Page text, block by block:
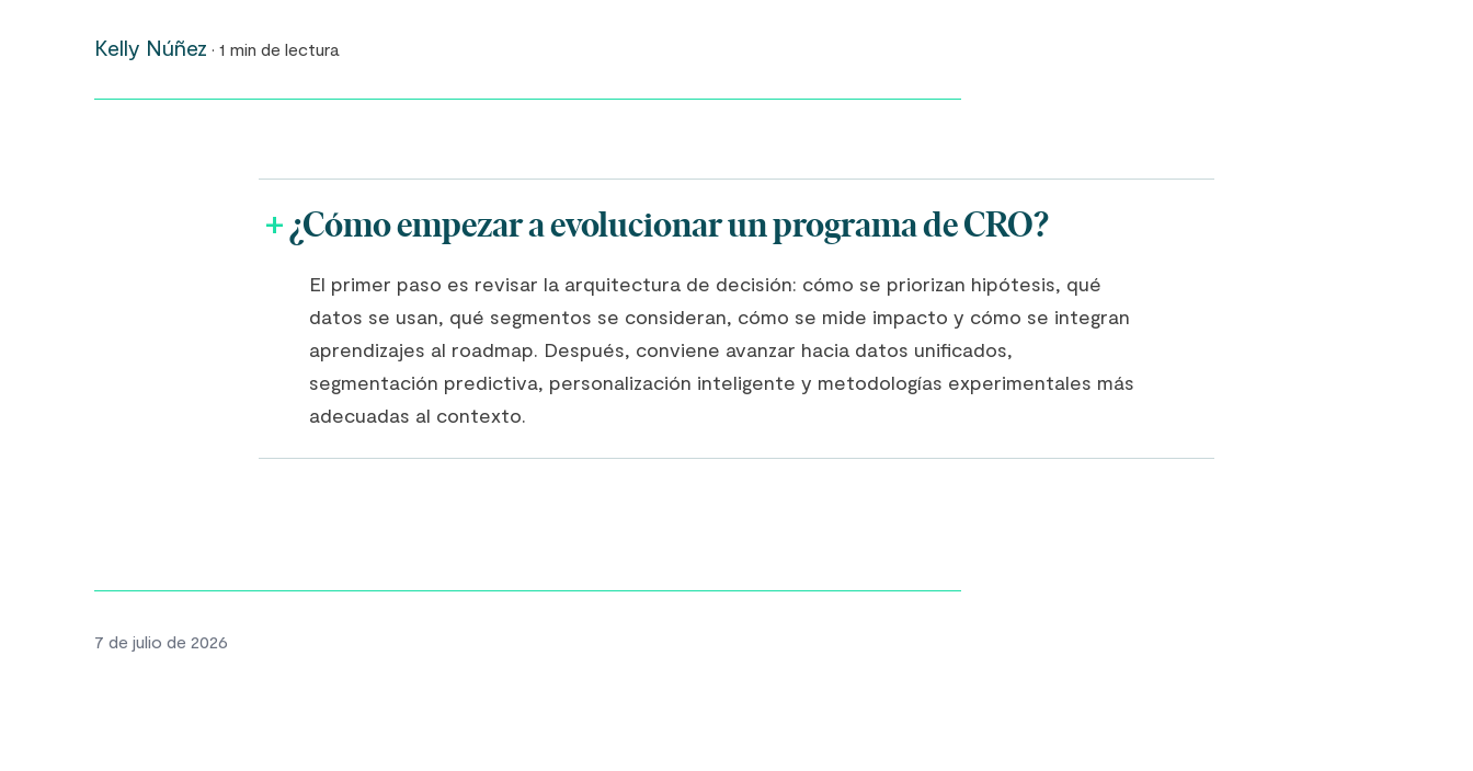
Kelly Núñez · 1 min de lectura
¿Cómo empezar a evolucionar un programa de CRO?
El primer paso es revisar la arquitectura de decisión: cómo se priorizan hipótesis, qué
datos se usan, qué segmentos se consideran, cómo se mide impacto y cómo se integran
aprendizajes al roadmap. Después, conviene avanzar hacia datos unificados,
segmentación predictiva, personalización inteligente y metodologías experimentales más
adecuadas al contexto.
7 de julio de 2026